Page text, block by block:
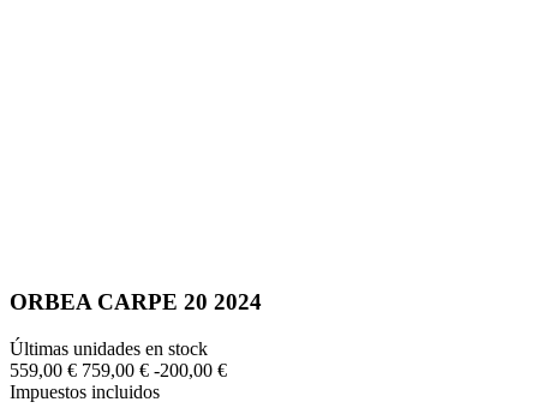
ORBEA CARPE 20 2024
Últimas unidades en stock
559,00 € 759,00 € -200,00 €
Impuestos incluidos